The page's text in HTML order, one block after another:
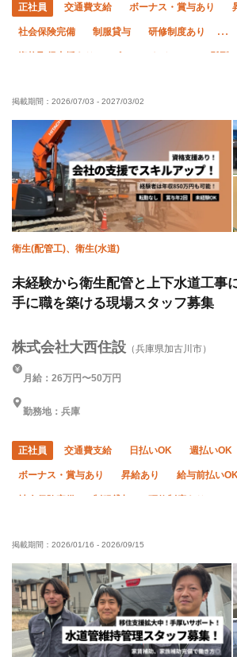
正社員 交通費支給 ボーナス・賞与あり
社会保険完備 制服貸与 研修制度あり
直帰・直行OK 土日休み
車・バイク通勤OK 転勤なし
掲載期間： 2026/07/03 - 2027/03/02
衛生(配管工)、衛生(水道)
未経験から衛生配管と上下水道工事
手に職を築ける現場スタッフ募集
株式会社大西住設 （兵庫県加古川市）
月給：26万円〜50万円
勤務地：兵庫
正社員 交通費支給 日払いOK 週払いOK
ボーナス・賞与あり 昇給あり 給与前払いOK
社会保険完備 制服貸与 研修制度あり
独立支援制度あり 未経験OK
有資格者優遇 年齢不問
掲載期間： 2026/01/16 - 2026/09/15